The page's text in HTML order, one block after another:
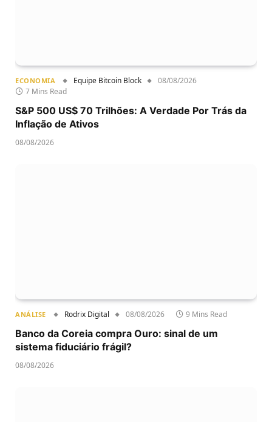
ECONOMIA Equipe Bitcoin Block
08/08/2026
7 Mins Read
S&P 500 US$ 70 Trilhões: A Verdade Por Trás da
Inflação de Ativos
08/08/2026
ANÁLISE Rodrix Digital 08/08/2026 9 Mins Read
Banco da Coreia compra Ouro: sinal de um
sistema fiduciário frágil?
08/08/2026